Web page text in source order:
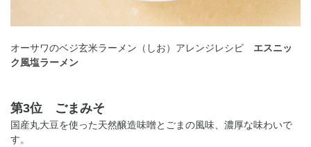
オーサワのベジ玄米ラーメン（しお）アレンジレシピ エスニッ
ク風塩ラーメン
第3位 ごまみそ
国産丸大豆を使った天然醸造味噌とごまの風味、濃厚な味わいで
す。